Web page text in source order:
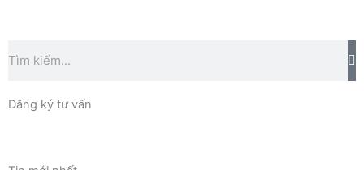
kiếm
Đăng ký tư vấn